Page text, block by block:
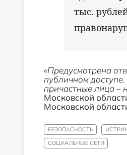
тыс.
«Предусмотрена
публичном
причастные лица –
Московской
Московской
БЕЗОПАСНОСТЬ
СОЦИАЛЬНЫЕ СЕТИ